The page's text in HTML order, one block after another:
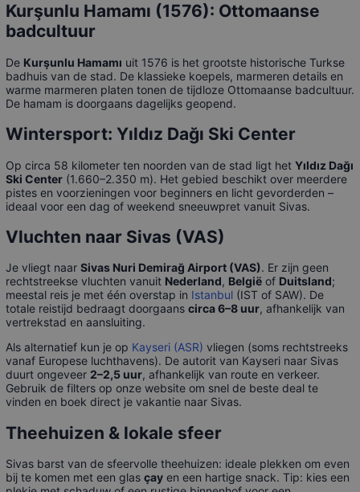
Kurşunlu Hamamı (1576): Ottomaanse
badcultuur
De Kurşunlu Hamamı uit 1576 is het grootste historische Turkse
badhuis van de stad. De klassieke koepels, marmeren details en
warme marmeren platen tonen de tijdloze Ottomaanse badcultuur.
De hamam is doorgaans dagelijks geopend.
Wintersport: Yıldız Dağı Ski Center
Op circa 58 kilometer ten noorden van de stad ligt het Yıldız Dağı
Ski Center (1.660–2.350 m). Het gebied beschikt over meerdere
pistes en voorzieningen voor beginners en licht gevorderden –
ideaal voor een dag of weekend sneeuwpret vanuit Sivas.
Vluchten naar Sivas (VAS)
Je vliegt naar Sivas Nuri Demirağ Airport (VAS). Er zijn geen
rechtstreekse vluchten vanuit Nederland, België of Duitsland;
meestal reis je met één overstap in Istanbul (IST of SAW). De
totale reistijd bedraagt doorgaans circa 6–8 uur, afhankelijk van
vertrekstad en aansluiting.
Als alternatief kun je op Kayseri (ASR) vliegen (soms rechtstreeks
vanaf Europese luchthavens). De autorit van Kayseri naar Sivas
duurt ongeveer 2–2,5 uur, afhankelijk van route en verkeer.
Gebruik de filters op onze website om snel de beste deal te
vinden en boek direct je vakantie naar Sivas.
Theehuizen & lokale sfeer
Sivas barst van de sfeervolle theehuizen: ideale plekken om even
bij te komen met een glas çay en een hartige snack. Tip: kies een